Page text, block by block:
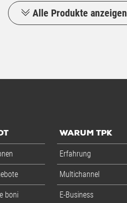
Alle Produkte anzeigen
boni
WARUM TPK
Erfahrung
Multichannel
E-Business